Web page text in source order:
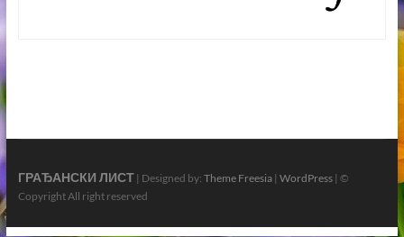
ГРАЂАНСКИ ЛИСТ| Designed by: Theme Freesia| WordPress| ©
Copyright All right reserved